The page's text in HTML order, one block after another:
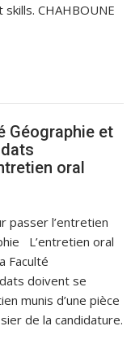
CHAHBOUNE
Géographie et
oral
passer l’entretien
L’entretien oral
Faculté
doivent se
munis d’une pièce
de la candidature.